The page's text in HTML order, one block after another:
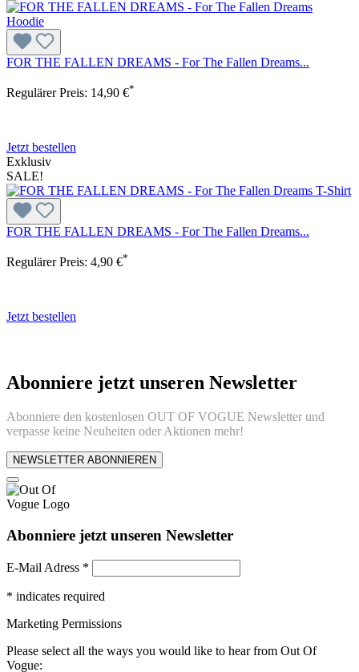
FOR THE FALLEN DREAMS - For The Fallen Dreams...
Regulärer Preis: 14,90 €*
Jetzt bestellen
Exklusiv
SALE!
FOR THE FALLEN DREAMS - For The Fallen Dreams...
Regulärer Preis: 4,90 €*
Jetzt bestellen
Abonniere jetzt unseren Newsletter
Abonniere den kostenlosen OUT OF VOGUE Newsletter und
verpasse keine Neuheiten oder Aktionen mehr!
NEWSLETTER ABONNIEREN
Abonniere jetzt unseren Newsletter
E-Mail Adress *
* indicates required
Marketing Permissions
Please select all the ways you would like to hear from Out Of
Vogue: